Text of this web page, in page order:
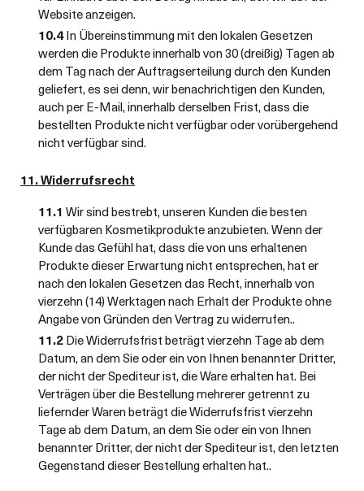
Website anzeigen.
10.4In Übereinstimmung mit den lokalen Gesetzen
werden die Produkte innerhalb von 30 (dreißig) Tagen ab
dem Tag nach der Auftragserteilung durch den Kunden
geliefert, es sei denn, wir benachrichtigen den Kunden,
auch per E-Mail, innerhalb derselben Frist, dass die
bestellten Produkte nicht verfügbar oder vorübergehend
nicht verfügbar sind.
11. Widerrufsrecht
11.1 Wir sind bestrebt, unseren Kunden die besten
verfügbaren Kosmetikprodukte anzubieten. Wenn der
Kunde das Gefühl hat, dass die von uns erhaltenen
Produkte dieser Erwartung nicht entsprechen, hat er
nach den lokalen Gesetzen das Recht, innerhalb von
vierzehn (14) Werktagen nach Erhalt der Produkte ohne
Angabe von Gründen den Vertrag zu widerrufen..
11.2Die Widerrufsfrist beträgt vierzehn Tage ab dem
Datum, an dem Sie oder ein von Ihnen benannter Dritter,
der nicht der Spediteur ist, die Ware erhalten hat. Bei
Verträgen über die Bestellung mehrerer getrennt zu
liefernder Waren beträgt die Widerrufsfrist vierzehn
Tage ab dem Datum, an dem Sie oder ein von Ihnen
benannter Dritter, der nicht der Spediteur ist, den letzten
Gegenstand dieser Bestellung erhalten hat..